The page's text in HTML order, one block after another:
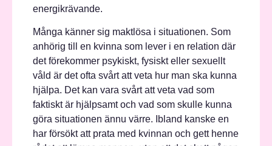
energikrävande.
Många känner sig maktlösa i situationen. Som
anhörig till en kvinna som lever i en relation där
det förekommer psykiskt, fysiskt eller sexuellt
våld är det ofta svårt att veta hur man ska kunna
hjälpa. Det kan vara svårt att veta vad som
faktiskt är hjälpsamt och vad som skulle kunna
göra situationen ännu värre. Ibland kanske en
har försökt att prata med kvinnan och gett henne